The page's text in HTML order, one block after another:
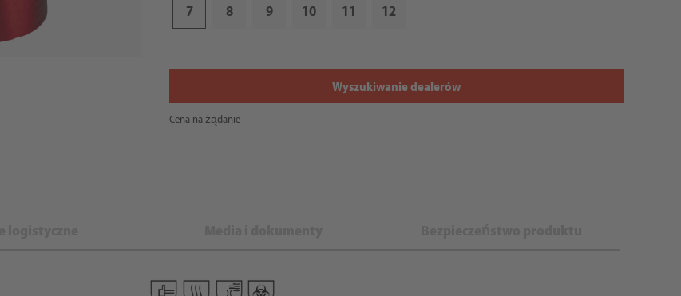
7 8 9 10 11 12
Wyszukiwanie dealerów
Cena na żądanie